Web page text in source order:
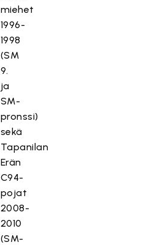
miehet
1996-
1998
(SM
9.
ja
SM-
pronssi)
sekä
Tapanilan
Erän
C94-
pojat
2008-
2010
(SM-